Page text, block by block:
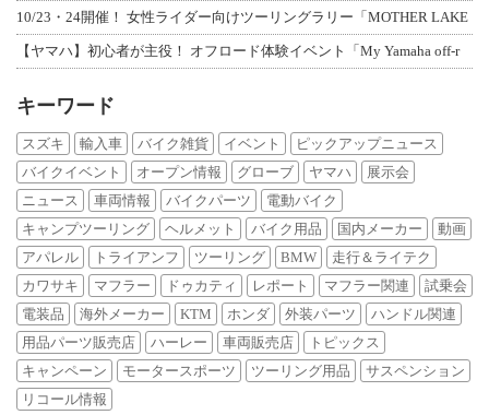
10/23・24開催！ 女性ライダー向けツーリングラリー「MOTHER LAKE
【ヤマハ】初心者が主役！ オフロード体験イベント「My Yamaha off-r
キーワード
スズキ 輸入車 バイク雑貨 イベント
ピックアップニュース
バイクイベント
オープン情報 グローブ ヤマハ
展示会
ニュース
車両情報 バイクパーツ
電動バイク
キャンプツーリング
ヘルメット バイク用品 国内メーカー
動画
アパレル
トライアンフ ツーリング BMW
走行＆ライテク
カワサキ
マフラー ドゥカティ レポート マフラー関連
試乗会
電装品
海外メーカー KTM ホンダ 外装パーツ
ハンドル関連
用品パーツ販売店
ハーレー 車両販売店
トピックス
キャンペーン
モータースポーツ ツーリング用品
サスペンション
リコール情報